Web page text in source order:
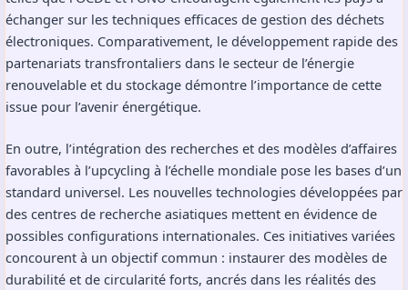
échanger sur les techniques efficaces de gestion des déchets
électroniques. Comparativement, le développement rapide des
partenariats transfrontaliers dans le secteur de l’énergie
renouvelable et du stockage démontre l’importance de cette
issue pour l’avenir énergétique.
En outre, l’intégration des recherches et des modèles d’affaires
favorables à l’upcycling à l’échelle mondiale pose les bases d’un
standard universel. Les nouvelles technologies développées par
des centres de recherche asiatiques mettent en évidence de
possibles configurations internationales. Ces initiatives variées
concourent à un objectif commun : instaurer des modèles de
durabilité et de circularité forts, ancrés dans les réalités des